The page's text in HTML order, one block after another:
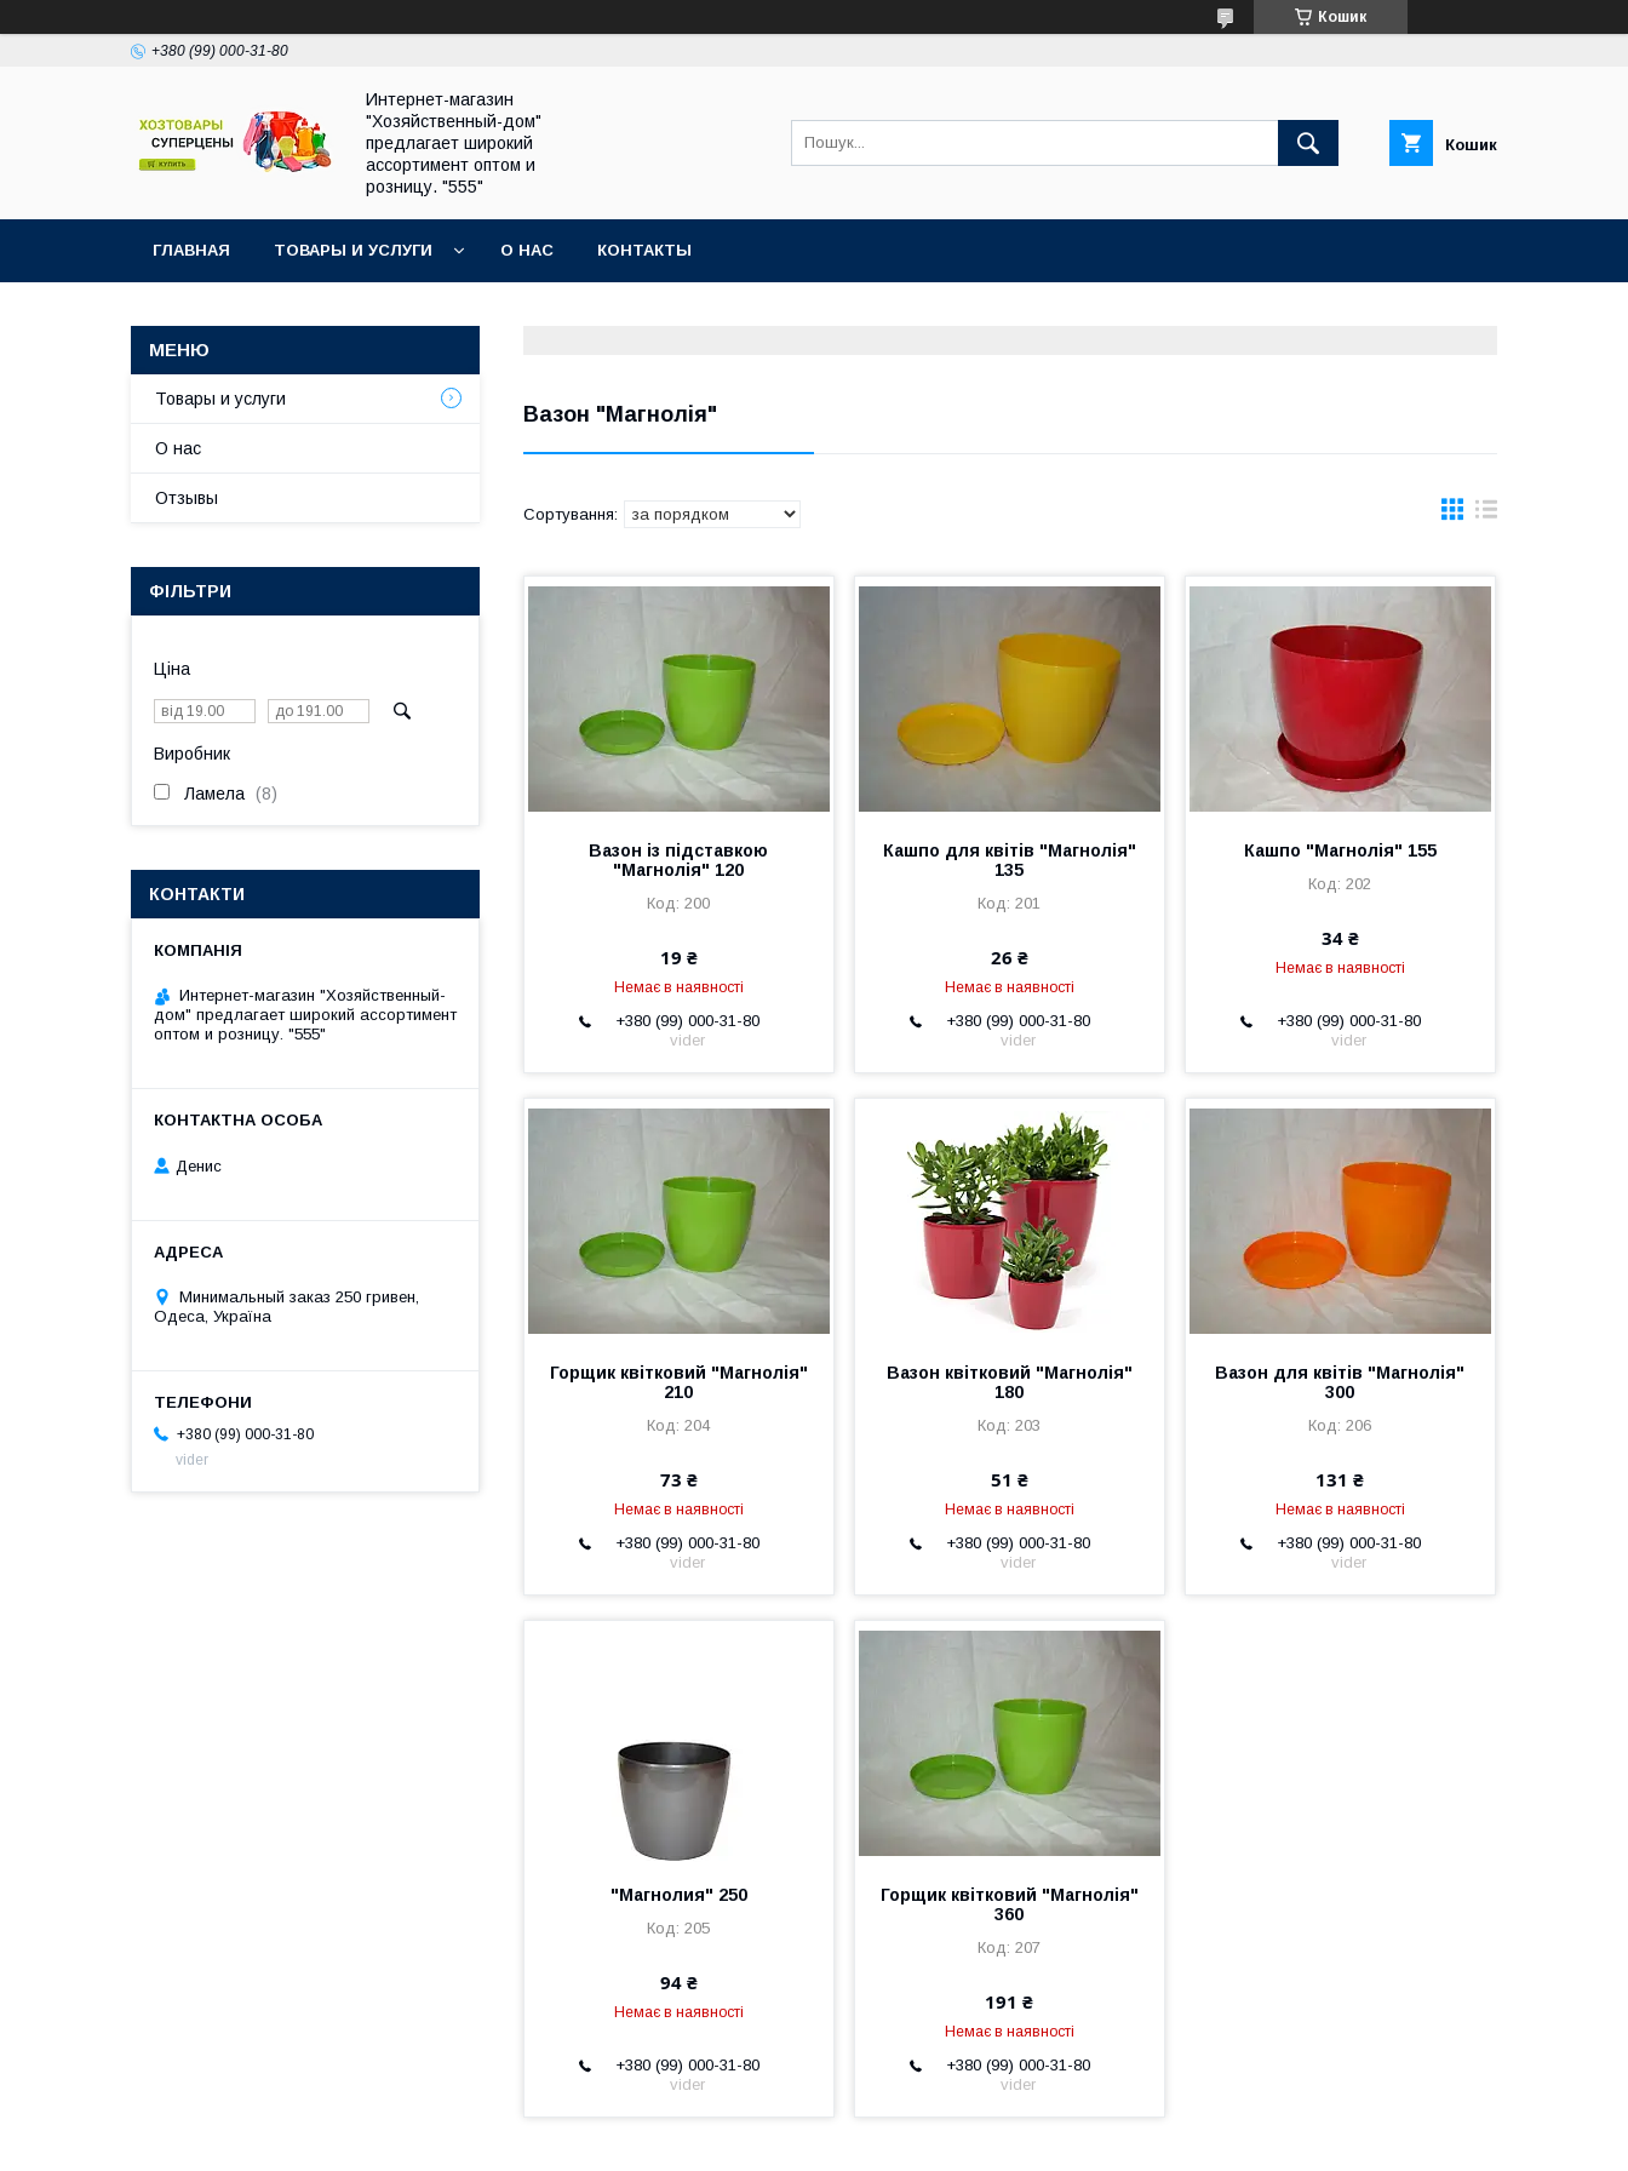
Кошик
+380 (99) 000-31-80
Интернет-магазин
"Хозяйственный-дом"
предлагает широкий
ассортимент оптом и
розницу. "555"
Кошик
ГЛАВНАЯ ТОВАРЫ И УСЛУГИ О НАС КОНТАКТЫ
Вазон "Магнолія"
Вазон із підставкою
"Магнолія" 120
200
19 ₴
Немає в наявності
+380 (99) 000-31-80
vider
Кашпо для квітів "Магнолія"
135
201
26 ₴
Немає в наявності
+380 (99) 000-31-80
vider
Кашпо "Магнолія" 155
202
34 ₴
Немає в наявності
+380 (99) 000-31-80
vider
Горщик квітковий "Магнолія"
210
204
73 ₴
Немає в наявності
+380 (99) 000-31-80
vider
Вазон квітковий "Магнолія"
180
203
51 ₴
Немає в наявності
+380 (99) 000-31-80
vider
Вазон для квітів "Магнолія"
300
206
131 ₴
Немає в наявності
+380 (99) 000-31-80
vider
"Магнолия" 250
205
94 ₴
Немає в наявності
+380 (99) 000-31-80
vider
Горщик квітковий "Магнолія"
360
207
191 ₴
Немає в наявності
+380 (99) 000-31-80
vider
Товары и услуги
О нас
Отзывы
ФІЛЬТРИ
Ціна
Виробник
Ламела 8
КОНТАКТИ
Интернет-магазин "Хозяйственный-
дом" предлагает широкий ассортимент
оптом и розницу. "555"
Денис
Минимальный заказ 250 гривен,
Одеса, Україна
+380 (99) 000-31-80
vider